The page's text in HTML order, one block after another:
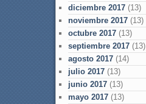
diciembre 2017(13)
noviembre 2017(13)
octubre 2017(13)
septiembre 2017(13)
agosto 2017(14)
julio 2017(13)
junio 2017(13)
mayo 2017(13)